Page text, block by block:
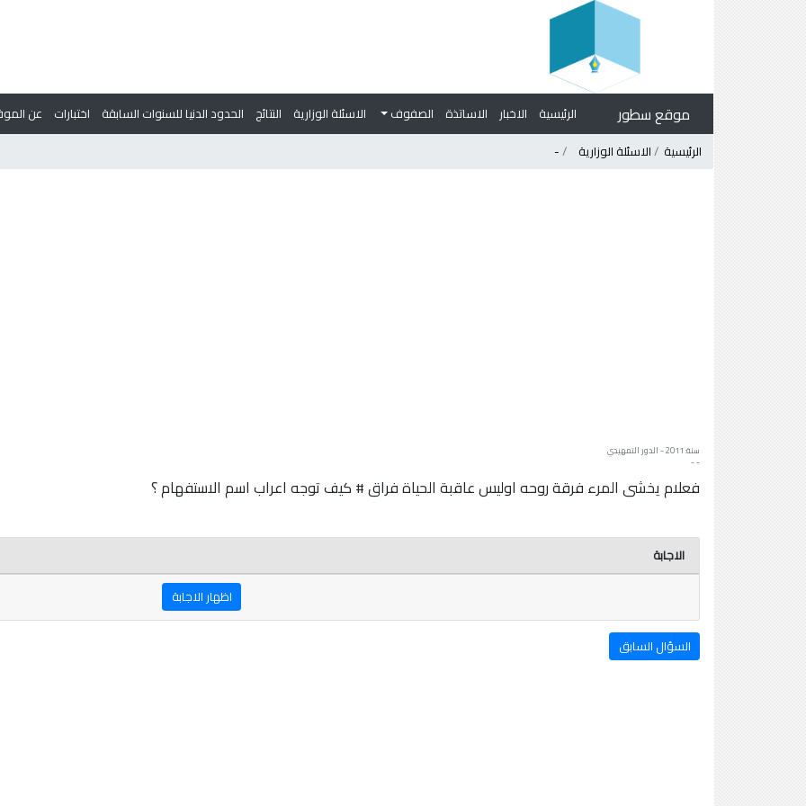
موقع سطور الرئيسية الاخبار الاساتذة الصفوف الاسئلة الوزارية النتائج الحدود الدنيا للسنوات السابقة اختبارات عن
الرئيسية
الاسئلة الوزارية -
سنة: 2011 - الدور التمهيدي
- -
فعلام يخشى المرء فرقة روحه اوليس عاقبة الحياة فراق # كيف توجه اعراب اسم الاستفهام ؟
الاجابة
اظهار الاجابة
السؤال السابق